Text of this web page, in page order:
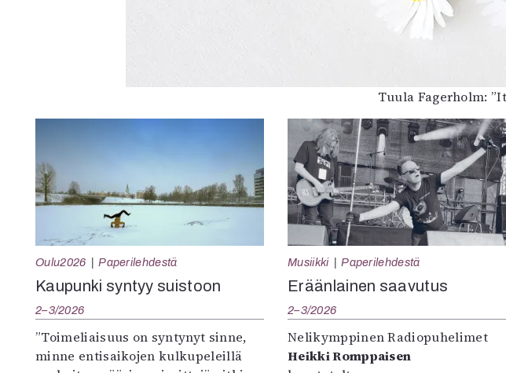
Tuula Fagerholm:
Oulu2026 Paperilehdestä
Kaupunki syntyy suistoon
2–3/2026
”Toimeliaisuus on syntynyt sinne,
minne entisaikojen kulkupeleillä
Musiikki Paperilehdestä
Eräänlainen saavutus
2–3/2026
Nelikymppinen Radiopuhelimet
Heikki Romppaisen